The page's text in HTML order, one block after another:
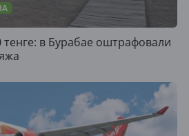
тенге: в Бурабае оштрафовали